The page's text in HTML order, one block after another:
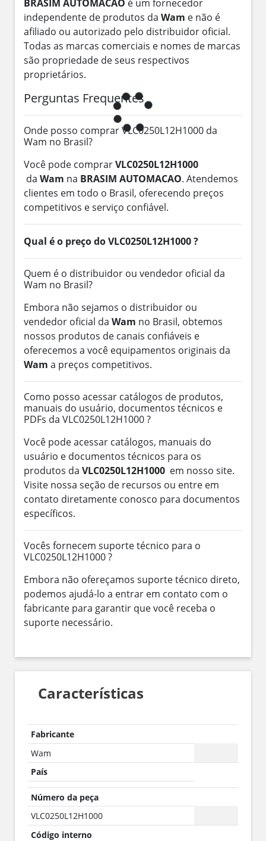
BRASIM AUTOMACAO é um fornecedor
independente de produtos da Wam e não é
afiliado ou autorizado pelo distribuidor oficial.
Todas as marcas comerciais e nomes de marcas
são propriedade de seus respectivos
proprietários.
Perguntas Frequentes
Onde posso comprar VLC0250L12H1000 da
Wam no Brasil?
Você pode comprarVLC0250L12H1000
da Wam na BRASIM AUTOMACAO. Atendemos
clientes em todo o Brasil, oferecendo preços
competitivos e serviço confiável.
Qual é o preço do VLC0250L12H1000 ?
Quem é o distribuidor ou vendedor oficial da
Wam no Brasil?
Embora não sejamos o distribuidor ou
vendedor oficial da Wam no Brasil, obtemos
nossos produtos de canais confiáveis e
oferecemos a você equipamentos originais da
Wam a preços competitivos.
Como posso acessar catálogos de produtos,
manuais do usuário, documentos técnicos e
PDFs da VLC0250L12H1000 ?
Você pode acessar catálogos, manuais do
usuário e documentos técnicos para os
produtos da VLC0250L12H1000 em nosso site.
Visite nossa seção de recursos ou entre em
contato diretamente conosco para documentos
específicos.
Vocês fornecem suporte técnico para o
VLC0250L12H1000 ?
Embora não ofereçamos suporte técnico direto,
podemos ajudá-lo a entrar em contato com o
fabricante para garantir que você receba o
suporte necessário.
Características
Fabricante
Wam
País
Número da peça
VLC0250L12H1000
Código interno